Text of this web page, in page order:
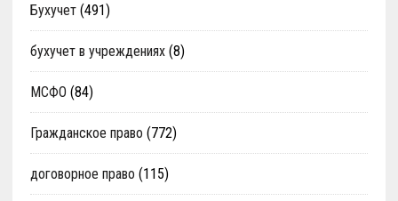
Бухучет(491)
бухучет в учреждениях(8)
МСФО (84)
Гражданское право (772)
договорное право (115)